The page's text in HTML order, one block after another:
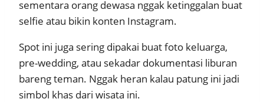
sementara orang dewasa nggak ketinggalan buat
selfie atau bikin konten Instagram.
Spot ini juga sering dipakai buat foto keluarga,
pre-wedding, atau sekadar dokumentasi liburan
bareng teman. Nggak heran kalau patung ini jadi
simbol khas dari wisata ini.